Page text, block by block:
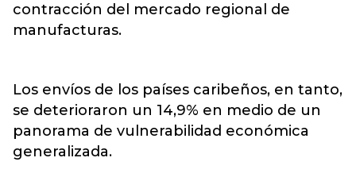
contracción del mercado regional de
manufacturas.
Los envíos de los países caribeños, en tanto,
se deterioraron un 14,9% en medio de un
panorama de vulnerabilidad económica
generalizada.